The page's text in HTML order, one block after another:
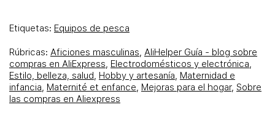
Etiquetas: Equipos de pesca
Rúbricas: Aficiones masculinas, AliHelper Guía - blog sobre
compras en AliExpress, Electrodomésticos y electrónica,
Estilo, belleza, salud, Hobby y artesanía, Maternidad e
infancia, Maternité et enfance, Mejoras para el hogar, Sobre
las compras en Aliexpress